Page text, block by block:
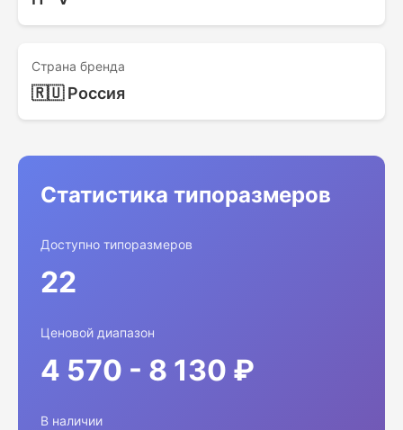
Страна бренда
🇷🇺 Россия
Статистика типоразмеров
Доступно типоразмеров
22
Ценовой диапазон
4 570 - 8 130 ₽
В наличии